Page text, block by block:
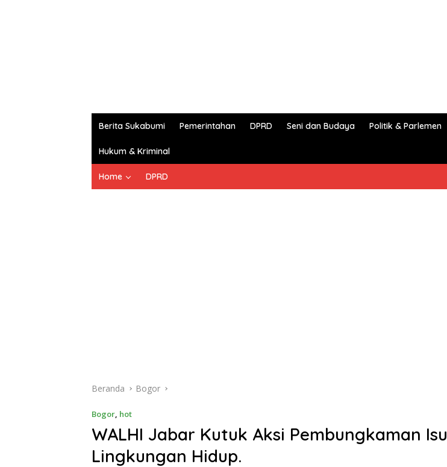
Berita Sukabumi Pemerintahan DPRD Seni dan Budaya Politik & Parlemen
Hukum & Kriminal
Home DPRD
Beranda Bogor
Bogor, hot
WALHI Jabar Kutuk Aksi Pembungkaman Isu
Lingkungan Hidup.